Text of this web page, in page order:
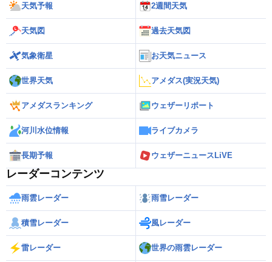
天気予報 2週間天気
天気図 過去天気図
気象衛星 お天気ニュース
世界天気 アメダス(実況天気)
アメダスランキング ウェザーリポート
河川水位情報 ライブカメラ
長期予報 ウェザーニュースLiVE
レーダーコンテンツ
雨雲レーダー 雨雪レーダー
積雪レーダー 風レーダー
雷レーダー 世界の雨雲レーダー